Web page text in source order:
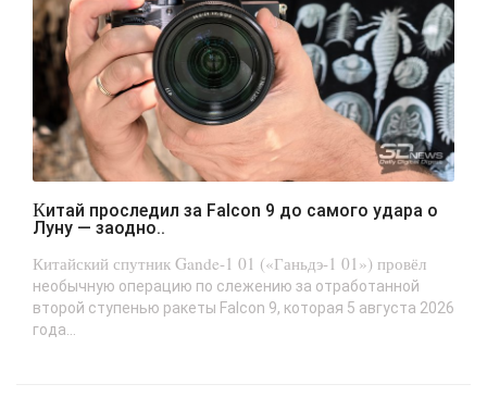
Китай проследил за Falcon 9 до самого удара о
Луну — заодно..
Китайский спутник Gande-1 01 («Ганьдэ-1 01») провёл
необычную операцию по слежению за отработанной
второй ступенью ракеты Falcon 9, которая 5 августа 2026
года...